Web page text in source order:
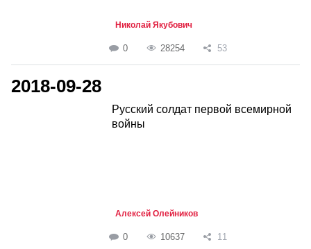
Николай Якубович
0 28254 53
2018-09-28
Русский солдат первой всемирной
войны
Алексей Олейников
0 10637 11